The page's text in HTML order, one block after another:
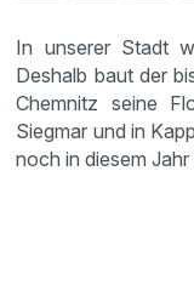
In unserer Stadt
Deshalb baut der
Chemnitz seine
Siegmar und in
noch in diesem